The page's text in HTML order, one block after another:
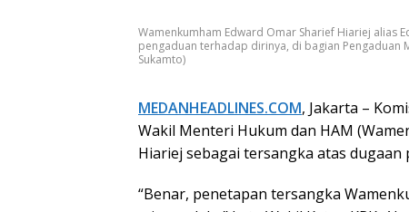
Wamenkumham Edward Omar Sharief Hiariej alias
pengaduan terhadap dirinya, di bagian Pengaduan
Sukamto)
MEDANHEADLINES.COM, Jakarta –
Wakil Menteri Hukum dan HAM
Hiariej sebagai tersangka atas
“Benar, penetapan tersangka